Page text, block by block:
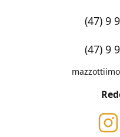
(47) 9
(47) 9